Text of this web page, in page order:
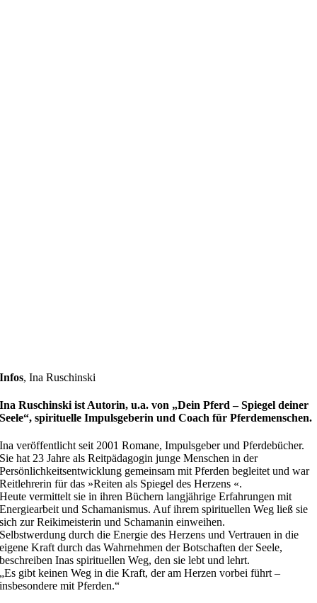
Infos,Ina Ruschinski
Ina Ruschinski ist Autorin, u.a. von „Dein Pferd – Spiegel deiner
Seele“, spirituelle Impulsgeberin und Coach für Pferdemenschen.
Ina veröffentlicht seit 2001 Romane, Impulsgeber und Pferdebücher.
Sie hat 23 Jahre als Reitpädagogin junge Menschen in der
Persönlichkeitsentwicklung gemeinsam mit Pferden begleitet und war
Reitlehrerin für das »Reiten als Spiegel des Herzens «.
Heute vermittelt sie in ihren Büchern langjährige Erfahrungen mit
Energiearbeit und Schamanismus. Auf ihrem spirituellen Weg ließ sie
sich zur Reikimeisterin und Schamanin einweihen.
Selbstwerdung durch die Energie des Herzens und Vertrauen in die
eigene Kraft durch das Wahrnehmen der Botschaften der Seele,
beschreiben Inas spirituellen Weg, den sie lebt und lehrt.
„Es gibt keinen Weg in die Kraft, der am Herzen vorbei führt –
insbesondere mit Pferden.“